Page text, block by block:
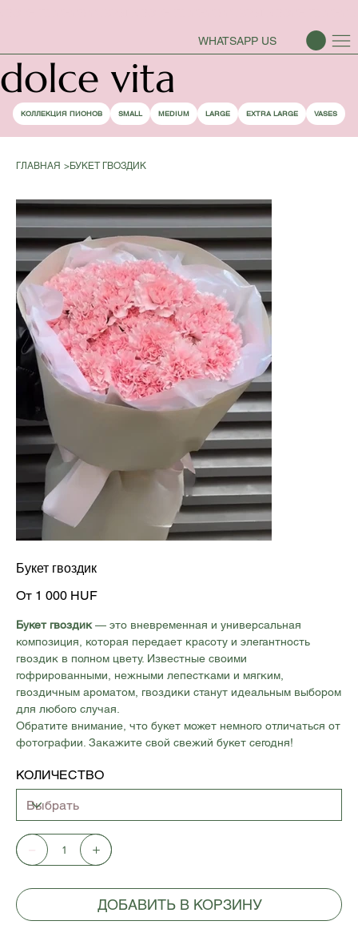
WHATSAPP US
dolce vita
КОЛЛЕКЦИЯ ПИОНОВ SMALL MEDIUM LARGE EXTRA LARGE VASES
ГЛАВНАЯ >БУКЕТ ГВОЗДИК
Букет гвоздик
От 1 000 HUF
Букет гвоздик— это вневременная и универсальная
композиция, которая передает красоту и элегантность
гвоздик в полном цвету. Известные своими
гофрированными, нежными лепестками и мягким,
гвоздичным ароматом, гвоздики станут идеальным выбором
для любого случая.
Обратите внимание, что букет может немного отличаться от
фотографии. Закажите свой свежий букет сегодня!
КОЛИЧЕСТВО
ДОБАВИТЬ В КОРЗИНУ